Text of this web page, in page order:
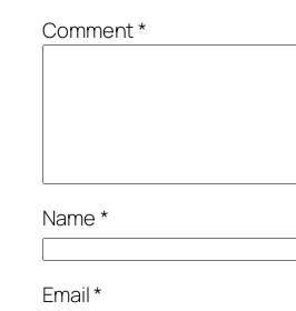
Comment*
Name*
Email*